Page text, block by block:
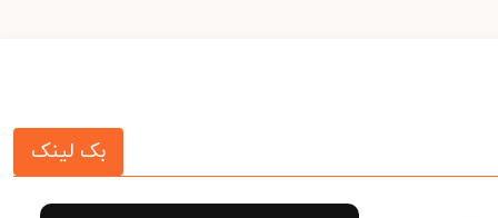
بک لینک